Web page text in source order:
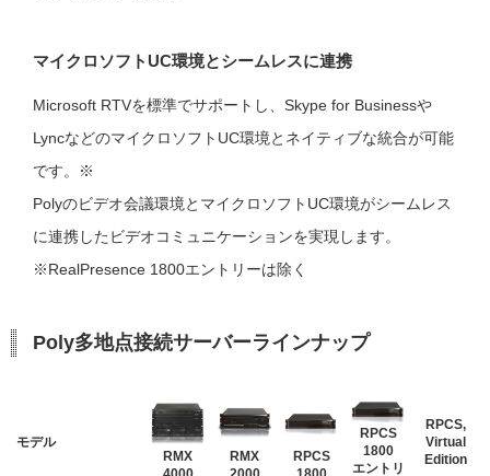
マイクロソフトUC環境とシームレスに連携
Microsoft RTVを標準でサポートし、Skype for Businessや
LyncなどのマイクロソフトUC環境とネイティブな統合が可能
です。※
Polyのビデオ会議環境とマイクロソフトUC環境がシームレス
に連携したビデオコミュニケーションを実現します。
※RealPresence 1800エントリーは除く
Poly多地点接続サーバーラインナップ
モデル
RMX
RMX
RPCS
RPCS
1800
エントリ
RPCS,
Virtual
Edition